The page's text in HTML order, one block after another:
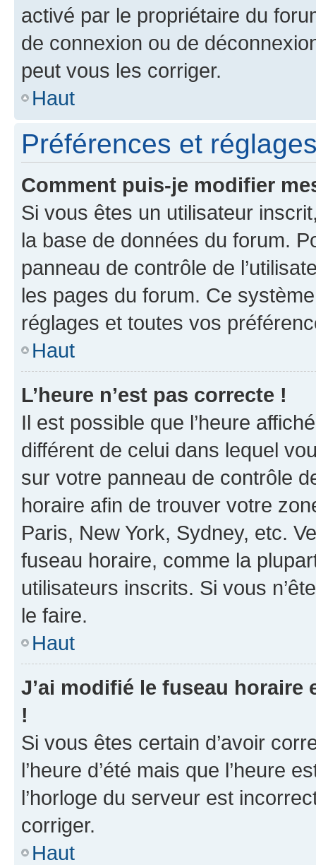
activé par le propriétaire du
de connexion ou de
peut vous les corriger.
Haut
Préférences et
Comment puis-je modifier
Si vous êtes un utilisateur
la base de données du forum.
panneau de contrôle de
les pages du forum. Ce
réglages et toutes vos
Haut
L’heure n’est pas correcte !
Il est possible que l’heure
différent de celui dans lequel
sur votre panneau de contrôle
horaire afin de trouver votre
Paris, New York, Sydney, etc.
fuseau horaire, comme la
utilisateurs inscrits. Si vous
le faire.
Haut
J’ai modifié le fuseau horaire
!
Si vous êtes certain d’avoir
l’heure d’été mais que l’heure
l’horloge du serveur est
corriger.
Haut